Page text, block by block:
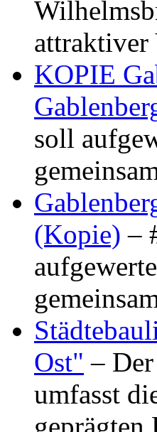
attraktiver
KOPIE
soll
(Kopie) –
Ost" –
umfasst